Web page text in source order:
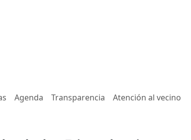
Agenda Transparencia Atención al vecino